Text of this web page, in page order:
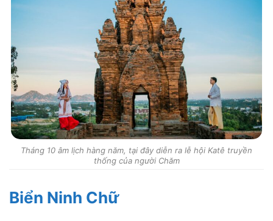
Tháng 10 âm lịch hàng năm, tại đây diễn ra lễ hội Katê truyền
thống của người Chăm
Biển Ninh Chữ